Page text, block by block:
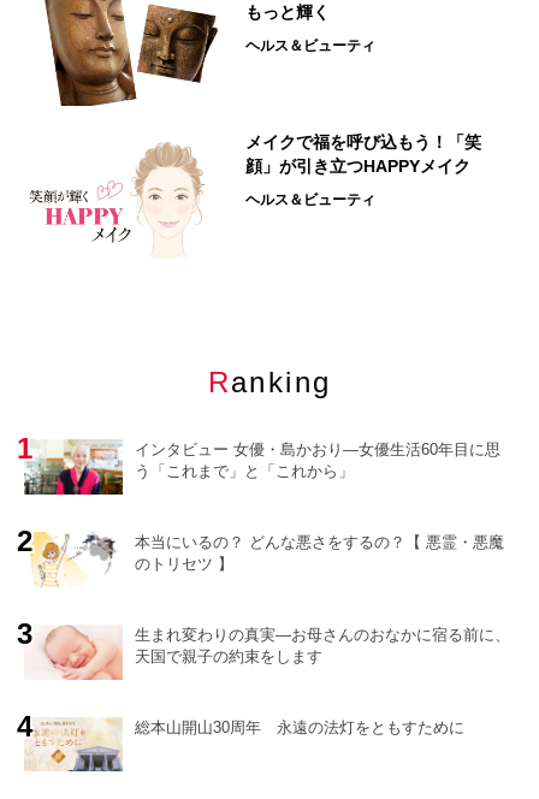
もっと輝く
ヘルス＆ビューティ
メイクで福を呼び込もう！「笑
顔」が引き立つHAPPYメイク
ヘルス＆ビューティ
Ranking
インタビュー 女優・島かおり―女優生活60年目に思
う「これまで」と「これから」
本当にいるの？ どんな悪さをするの？【 悪霊・悪魔
のトリセツ 】
生まれ変わりの真実―お母さんのおなかに宿る前に、
天国で親子の約束をします
総本山開山30周年 永遠の法灯をともすために